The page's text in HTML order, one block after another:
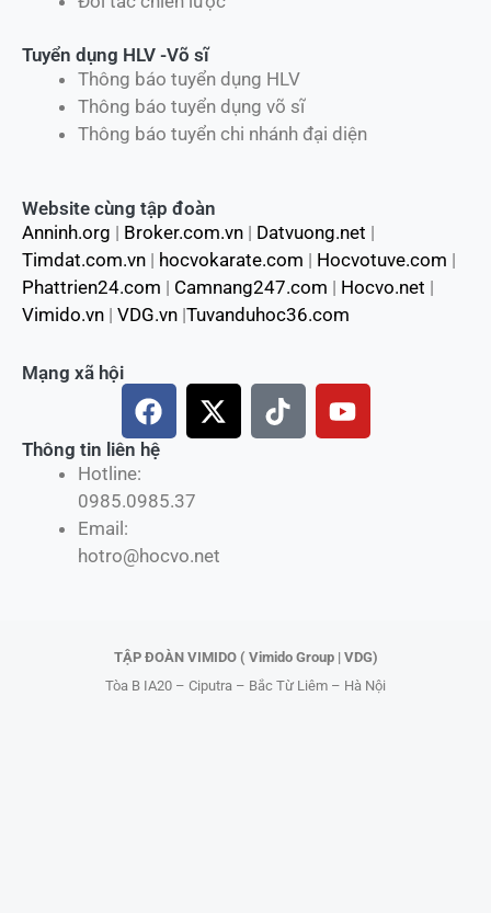
Tuyển dụng HLV -Võ sĩ
Thông báo tuyển dụng HLV
Thông báo tuyển dụng võ sĩ
Thông báo tuyển chi nhánh đại diện
Website cùng tập đoàn
Anninh.org | Broker.com.vn | Datvuong.net |
Timdat.com.vn | hocvokarate.com | Hocvotuve.com |
Phattrien24.com | Camnang247.com | Hocvo.net |
Vimido.vn | VDG.vn |Tuvanduhoc36.com
Hotline:
0985.0985.37
Email:
hotro@hocvo.net
Mạng xã hội
F
a
c
b
o
X
-
t
T
i
Y
o
Thông tin liên hệ
TẬP ĐOÀN VIMIDO ( Vimido Group | VDG)
Tòa B IA20 – Ciputra – Bắc Từ Liêm – Hà Nội